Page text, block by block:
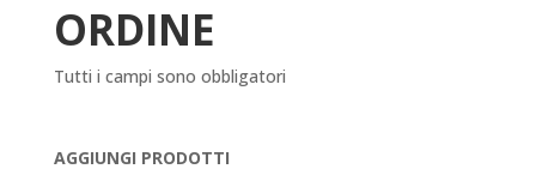
ORDINE
Tutti i campi sono obbligatori
AGGIUNGI PRODOTTI